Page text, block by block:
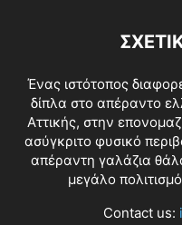
Ένας ιστότοπος
δίπλα στο απέραντο
Αττικής, στην
ασύγκριτο φυσικό
απέραντη γαλάζια
μεγάλο
Contact us: